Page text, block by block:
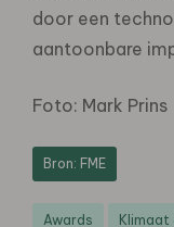
door een
aantoonbare
Foto: Mark Prins
Bron: FME
Awards Klimaat